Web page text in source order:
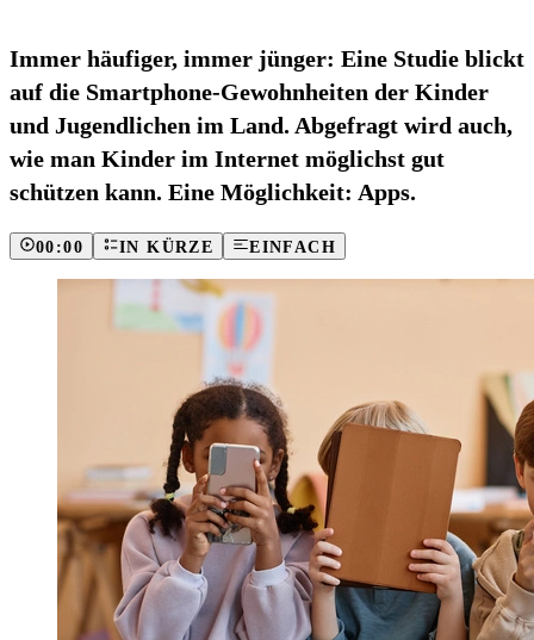
Immer häufiger, immer jünger: Eine Studie blickt
auf die Smartphone-Gewohnheiten der Kinder
und Jugendlichen im Land. Abgefragt wird auch,
wie man Kinder im Internet möglichst gut
schützen kann. Eine Möglichkeit: Apps.
00:00 IN KÜRZE EINFACH